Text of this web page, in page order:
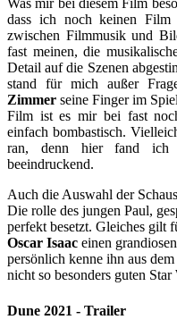
Was mir bei diesem Film
dass ich noch keinen Film
zwischen Filmmusik und
fast meinen, die
Detail auf die Szenen
stand für mich außer
Zimmer seine Finger im
Film ist es mir bei fast
einfach bombastisch.
ran, denn hier fand ich
beeindruckend.
Auch die Auswahl der
Die rolle des jungen Paul,
perfekt besetzt. Gleiches gilt
Oscar Isaac einen
persönlich kenne ihn aus
nicht so besonders guten
Dune 2021 - Trailer